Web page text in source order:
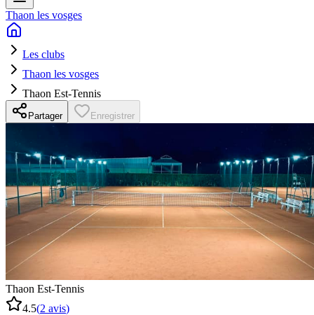
Thaon les vosges
Les clubs
Thaon les vosges
Thaon Est-Tennis
Partager Enregistrer
Thaon Est-Tennis
4.5(2 avis)